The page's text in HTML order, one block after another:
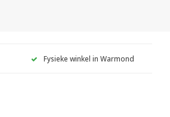
Fysieke winkel in Warmond